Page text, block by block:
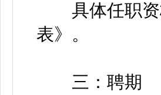
具体任职资
表》。
三：聘期